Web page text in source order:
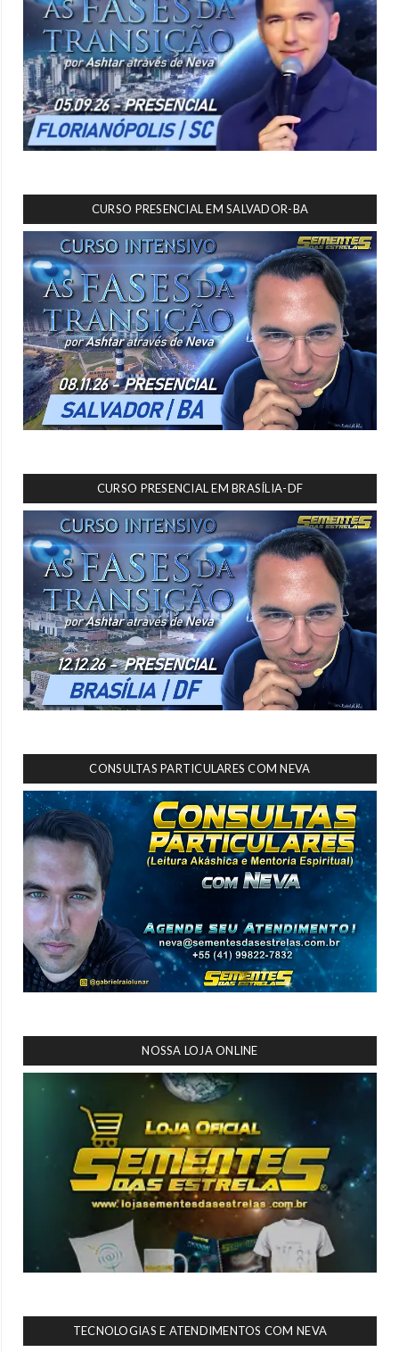
CURSO PRESENCIAL EM SALVADOR-BA
CURSO PRESENCIAL EM BRASÍLIA-DF
CONSULTAS PARTICULARES COM NEVA
NOSSA LOJA ONLINE
TECNOLOGIAS E ATENDIMENTOS COM NEVA